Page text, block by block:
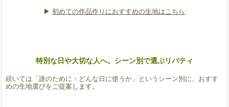
▶︎初めての作品作りにおすすめの生地はこちら
特別な日や大切な人へ。シーン別で選ぶリバティ
続いては「誰のために・どんな日に使うか」というシーン別に、おすす
めの生地選びをご提案します。